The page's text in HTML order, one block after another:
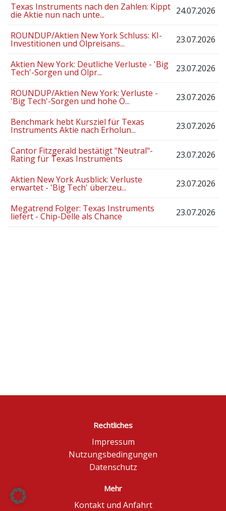
Texas Instruments nach den Zahlen: Kippt
die Aktie nun nach unte... 24.07.2026
ROUNDUP/Aktien New York Schluss: KI-
Investitionen und Ölpreisans... 23.07.2026
Aktien New York: Deutliche Verluste - 'Big
Tech'-Sorgen und Ölpr... 23.07.2026
ROUNDUP/Aktien New York: Verluste -
'Big Tech'-Sorgen und hohe Ö... 23.07.2026
Benchmark hebt Kursziel für Texas
Instruments Aktie nach Erholun... 23.07.2026
Cantor Fitzgerald bestätigt "Neutral"-
Rating für Texas Instruments 23.07.2026
Aktien New York Ausblick: Verluste
erwartet - 'Big Tech' überzeu... 23.07.2026
Megatrend Folger: Texas Instruments
liefert - Chip-Delle als Chance 23.07.2026
Rechtliches
Impressum
Nutzungsbedingungen
Datenschutz
Mehr
Kontakt und Anfahrt